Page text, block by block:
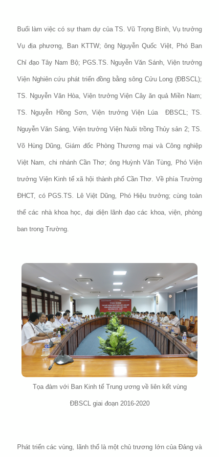
Buổi làm việc có sự tham dự của TS. Vũ Trọng Bình, Vụ trưởng
Vụ địa phương, Ban KTTW; ông Nguyễn Quốc Việt, Phó Ban
Chỉ đạo Tây Nam Bộ; PGS.TS. Nguyễn Văn Sánh, Viện trưởng
Viện Nghiên cứu phát triển đồng bằng sông Cửu Long (ĐBSCL);
TS. Nguyễn Văn Hòa, Viện trưởng Viện Cây ăn quả Miền Nam;
TS. Nguyễn Hồng Sơn, Viện trưởng Viện Lúa ĐBSCL; TS.
Nguyễn Văn Sáng, Viện trưởng Viện Nuôi trồng Thủy sản 2; TS.
Võ Hùng Dũng, Giám đốc Phòng Thương mại và Công nghiệp
Việt Nam, chi nhánh Cần Thơ; ông Huỳnh Văn Tùng, Phó Viện
trưởng Viện Kinh tế xã hội thành phố Cần Thơ. Về phía Trường
ĐHCT, có PGS.TS. Lê Việt Dũng, Phó Hiệu trưởng; cùng toàn
thể các nhà khoa học, đại diện lãnh đạo các khoa, viện, phòng
ban trong Trường.
Tọa đàm với Ban Kinh tế Trung ương về liên kết vùng
ĐBSCL giai đoạn 2016-2020
Phát triển các vùng, lãnh thổ là một chủ trương lớn của Đảng và